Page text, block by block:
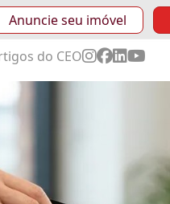
Anuncie seu imóvel
do CEO